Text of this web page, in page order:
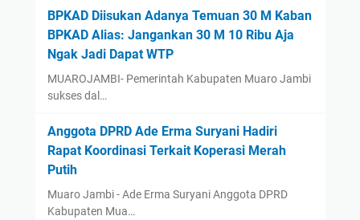
BPKAD Diisukan Adanya Temuan 30 M Kaban
BPKAD Alias: Jangankan 30 M 10 Ribu Aja
Ngak Jadi Dapat WTP ‎
‎MUAROJAMBI- Pemerintah Kabupaten Muaro Jambi
sukses dal…
Anggota DPRD Ade Erma Suryani Hadiri
Rapat Koordinasi Terkait Koperasi Merah
Putih
Muaro Jambi - Ade Erma Suryani Anggota DPRD
Kabupaten Mua…